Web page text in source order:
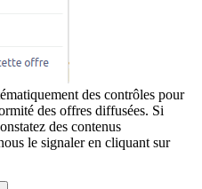
des contrôles pour
des offres diffusées. Si
des contenus
le signaler en cliquant sur